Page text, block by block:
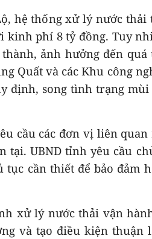
hệ thống xử lý nước
kinh phí 8 tỷ đồng. Tuy
ảnh hưởng đến
Quất và các Khu công
định, song tình trạng
cầu các đơn vị liên
UBND tỉnh yêu cầu
cần thiết để bảo đảm
xử lý nước thải vận
và tạo điều kiện thuận